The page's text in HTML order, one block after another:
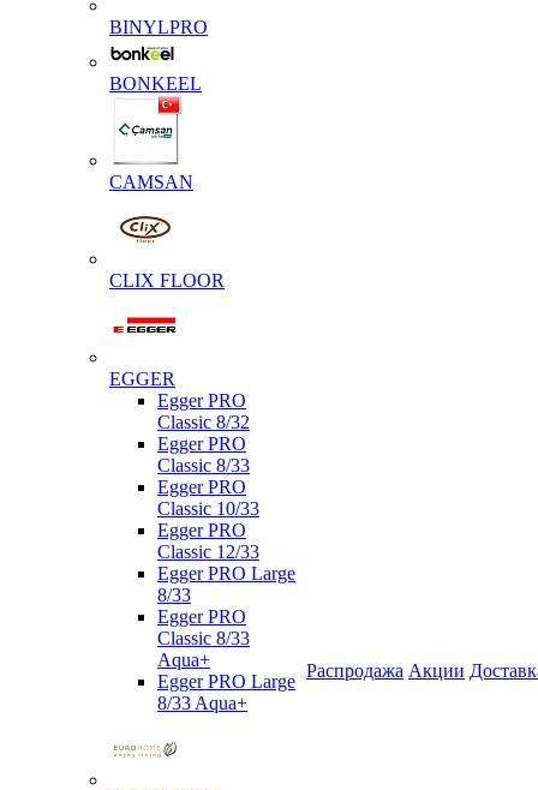
BINYLPRO
BONKEEL
CAMSAN
CLIX FLOOR
EGGER
Egger PRO
Classic 8/32
Egger PRO
Classic 8/33
Egger PRO
Classic 10/33
Egger PRO
Classic 12/33
Egger PRO Large
8/33
Egger PRO
Classic 8/33
Aqua+
Egger PRO Large
8/33 Aqua+
Распродажа Акции